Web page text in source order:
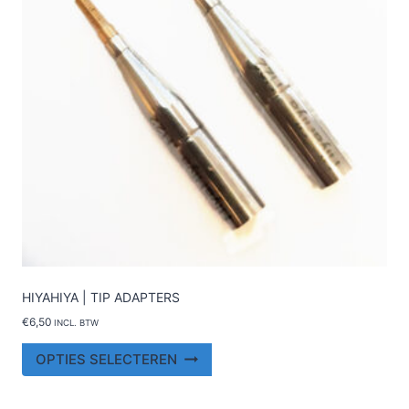
worden
op
de
productpagina
HIYAHIYA | TIP ADAPTERS
€6,50 INCL. BTW
OPTIES SELECTEREN